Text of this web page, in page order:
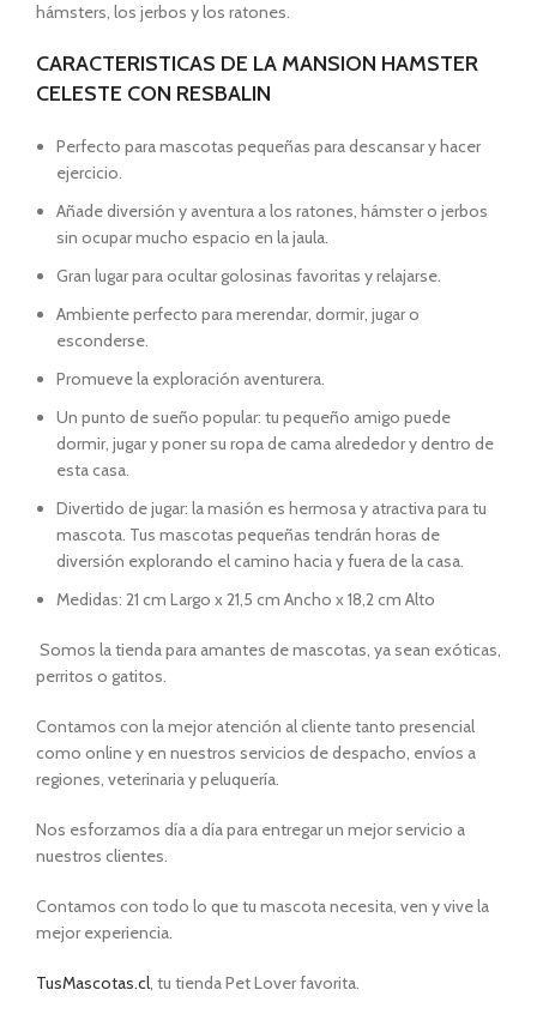
hámsters, los jerbos y los ratones.
CARACTERISTICAS DE LA MANSION HAMSTER
CELESTE CON RESBALIN
Perfecto para mascotas pequeñas para descansar y hacer
ejercicio.
Añade diversión y aventura a los ratones, hámster o jerbos
sin ocupar mucho espacio en la jaula.
Gran lugar para ocultar golosinas favoritas y relajarse.
Ambiente perfecto para merendar, dormir, jugar o
esconderse.
Promueve la exploración aventurera.
Un punto de sueño popular: tu pequeño amigo puede
dormir, jugar y poner su ropa de cama alrededor y dentro de
esta casa.
Divertido de jugar: la masión es hermosa y atractiva para tu
mascota. Tus mascotas pequeñas tendrán horas de
diversión explorando el camino hacia y fuera de la casa.
Medidas: 21 cm Largo x 21,5 cm Ancho x 18,2 cm Alto
Somos la tienda para amantes de mascotas, ya sean exóticas,
perritos o gatitos.
Contamos con la mejor atención al cliente tanto presencial
como online y en nuestros servicios de despacho, envíos a
regiones, veterinaria y peluquería.
Nos esforzamos día a día para entregar un mejor servicio a
nuestros clientes.
Contamos con todo lo que tu mascota necesita, ven y vive la
mejor experiencia.
TusMascotas.cl, tu tienda Pet Lover favorita.